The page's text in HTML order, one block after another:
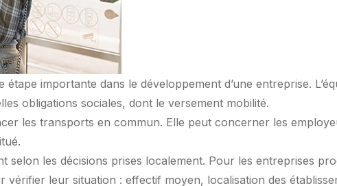
importante dans le développement d’une entreprise.
obligations sociales, dont le versement mobilité.
les transports en commun. Elle peut concerner les
selon les décisions prises localement. Pour les entreprises
vérifier leur situation : effectif moyen, localisation des